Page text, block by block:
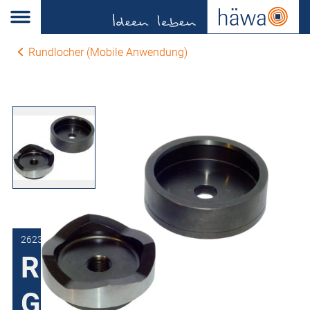
Rundlocher (Mobile Anwendung)
2623-0854-00-00
Rundlocher mit